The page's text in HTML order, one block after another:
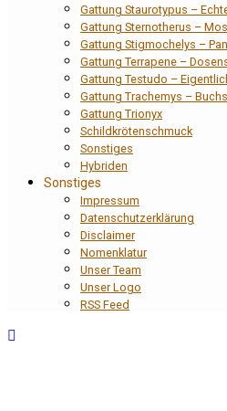
Gattung Staurotypus –
Gattung Sternotherus –
Gattung Stigmochelys –
Gattung Terrapene –
Gattung Testudo –
Gattung Trachemys –
Gattung Trionyx
Schildkrötenschmuck
Sonstiges
Hybriden
Sonstiges
Impressum
Datenschutzerklärung
Disclaimer
Nomenklatur
Unser Team
Unser Logo
RSS Feed